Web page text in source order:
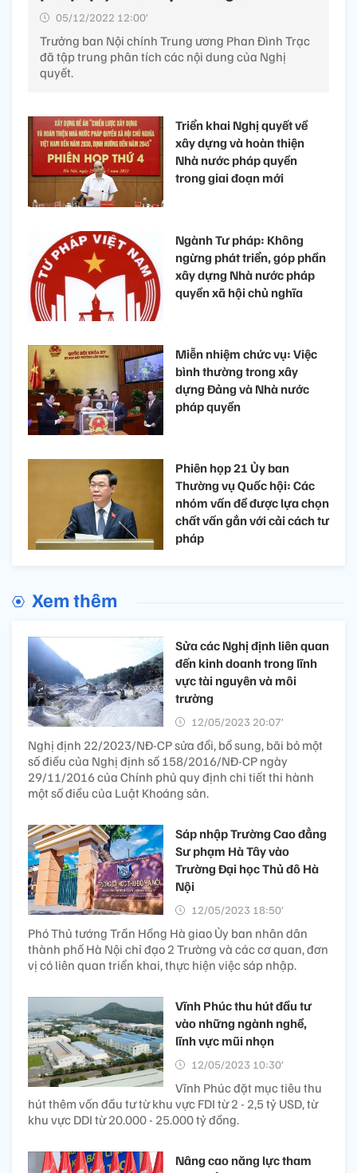
05/12/2022 12:00’
Trưởng ban Nội chính Trung ương Phan Đình Trạc
đã tập trung phân tích các nội dung của Nghị
quyết.
Triển khai Nghị quyết về
xây dựng và hoàn thiện
Nhà nước pháp quyền
trong giai đoạn mới
Ngành Tư pháp: Không
ngừng phát triển, góp phần
xây dựng Nhà nước pháp
quyền xã hội chủ nghĩa
Miễn nhiệm chức vụ: Việc
bình thường trong xây
dựng Đảng và Nhà nước
pháp quyền
Phiên họp 21 Ủy ban
Thường vụ Quốc hội: Các
nhóm vấn đề được lựa chọn
chất vấn gắn với cải cách tư
pháp
Xem thêm
Sửa các Nghị định liên quan
đến kinh doanh trong lĩnh
vực tài nguyên và môi
trường
12/05/2023 20:07’
Nghị định 22/2023/NĐ-CP sửa đổi, bổ sung, bãi bỏ một
số điều của Nghị định số 158/2016/NĐ-CP ngày
29/11/2016 của Chính phủ quy định chi tiết thi hành
một số điều của Luật Khoáng sản.
Sáp nhập Trường Cao đẳng
Sư phạm Hà Tây vào
Trường Đại học Thủ đô Hà
Nội
12/05/2023 18:50’
Phó Thủ tướng Trần Hồng Hà giao Ủy ban nhân dân
thành phố Hà Nội chỉ đạo 2 Trường và các cơ quan, đơn
vị có liên quan triển khai, thực hiện việc sáp nhập.
Vĩnh Phúc thu hút đầu tư
vào những ngành nghề,
lĩnh vực mũi nhọn
12/05/2023 10:30’
Vĩnh Phúc đặt mục tiêu thu
hút thêm vốn đầu tư từ khu vực FDI từ 2 - 2,5 tỷ USD, từ
khu vực DDI từ 20.000 - 25.000 tỷ đồng.
Nâng cao năng lực tham